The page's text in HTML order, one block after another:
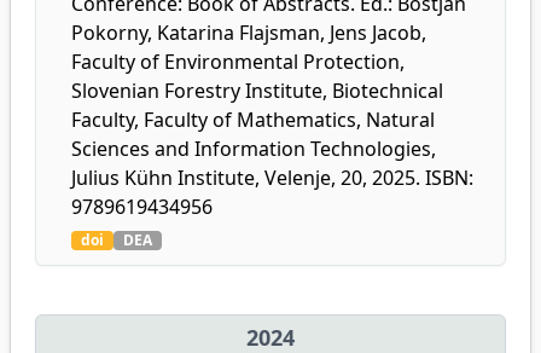
Pokorny, Katarina Flajsman, Jens Jacob,
Faculty of Environmental Protection,
Slovenian Forestry Institute, Biotechnical
Faculty, Faculty of Mathematics, Natural
Sciences and Information Technologies,
Julius Kühn Institute, Velenje, 20, 2025. ISBN:
9789619434956
doi DEA
2024